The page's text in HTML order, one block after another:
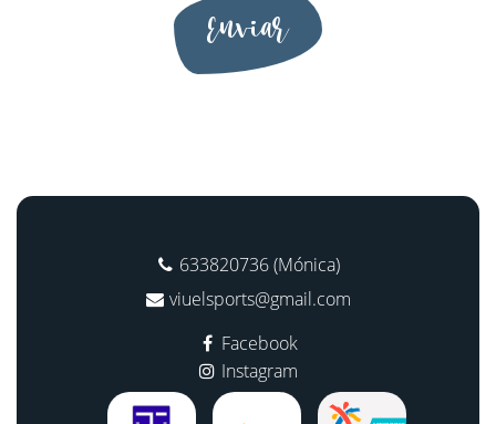
Enviar
633820736 (Mónica)
viuelsports@gmail.com
Facebook
Instagram